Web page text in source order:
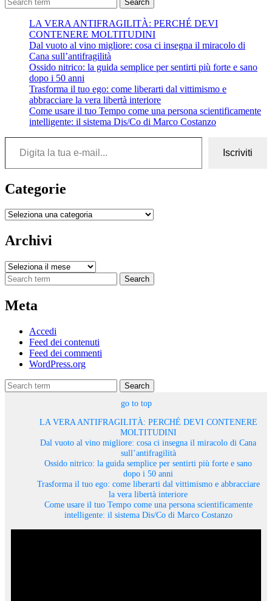
portare
il
mio
peso
–
Nazim
Hikmet
Search
LA VERA ANTIFRAGILITÀ: PERCHÉ DEVI
CONTENERE MOLTITUDINI
Dal vuoto al vino migliore: cosa ci insegna il miracolo di
Cana sull’antifragilità
Ossido nitrico: la guida semplice per sentirti più forte e sano
dopo i 50 anni
Trasforma il tuo ego: come liberarti dal vittimismo e
abbracciare la vera libertà interiore
Come usare il tuo Tempo come una persona scientificamente
intelligente: il sistema Dis/Co di Marco Costanzo
Digita la tua e-mail...
Iscriviti
Categorie
Categorie
Archivi
Archivi
Search
Meta
Accedi
Feed dei contenuti
Feed dei commenti
WordPress.org
Search
go to top
LA VERA ANTIFRAGILITÀ: PERCHÉ DEVI CONTENERE
MOLTITUDINI
Dal vuoto al vino migliore: cosa ci insegna il miracolo di Cana
sull’antifragilità
Ossido nitrico: la guida semplice per sentirti più forte e sano
dopo i 50 anni
Trasforma il tuo ego: come liberarti dal vittimismo e abbracciare
la vera libertà interiore
Come usare il tuo Tempo come una persona scientificamente
intelligente: il sistema Dis/Co di Marco Costanzo